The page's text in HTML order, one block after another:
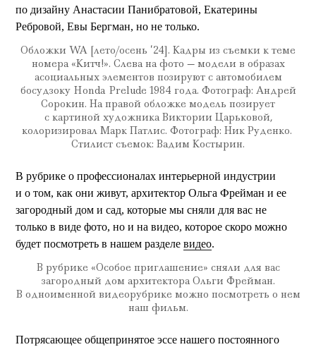
по дизайну Анастасии Панибратовой, Екатерины
Ребровой, Евы Бергман, но не только.
Обложки WA [лето/осень ’24]. Кадры из съемки к теме
номера «Китч!». Слева на фото — модели в образах
асоциальных элементов позируют с автомобилем
босудзоку Honda Prelude 1984 года. Фотограф: Андрей
Сорокин. На правой обложке модель позирует
с картиной художника Виктории Царьковой,
колоризировал Марк Патлис. Фотограф: Ник Руденко.
Стилист съемок: Вадим Костырин.
В рубрике о профессионалах интерьерной индустрии
и о том, как они живут, архитектор Ольга Фрейман и ее
загородный дом и сад, которые мы сняли для вас не
только в виде фото, но и на видео, которое скоро можно
будет посмотреть в нашем разделевидео.
В рубрике «Особое приглашение» сняли для вас
загородный дом архитектора Ольги Фрейман.
В одноименной видеорубрике можно посмотреть о нем
наш фильм.
Потрясающее общепринятое эссе нашего постоянного